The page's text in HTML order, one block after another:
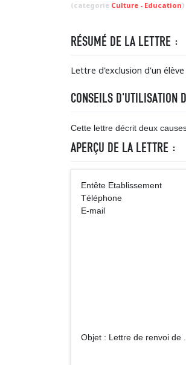
(categorie Culture - Education)
RÉSUMÉ DE LA LETTRE :
Lettre d'exclusion d'un
CONSEILS D'UTILISATION
Cette lettre décrit deux
APERÇU DE LA LETTRE :
Entête
Téléphone
E-mail
A
...
...
... (CP
Objet : Lettre de renvoi de